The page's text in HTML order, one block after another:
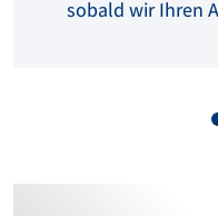
sobald wir Ihren